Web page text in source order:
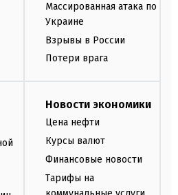
Массированная атака по
Украине
Взрывы в России
Потери врага
Новости экономики
Цена нефти
Курсы валют
Финансовые новости
Тарифы на